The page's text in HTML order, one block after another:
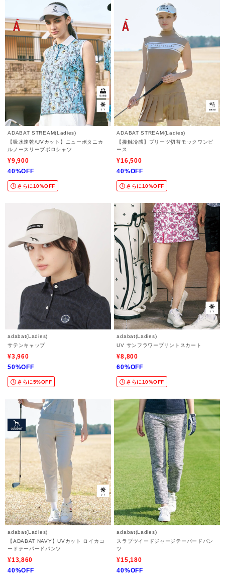
ADABAT STREAM(Ladies)
【吸水速乾/UVカット】ニューボタニカ
ルノースリーブポロシャツ
¥9,900
40%OFF
さらに10%OFF
ADABAT STREAM(Ladies)
【接触冷感】プリーツ切替モックワンピ
ース
¥16,500
40%OFF
さらに10%OFF
adabat(Ladies)
サテンキャップ
¥3,960
50%OFF
さらに5%OFF
adabat(Ladies)
UV サンフラワープリントスカート
¥8,800
60%OFF
さらに10%OFF
adabat(Ladies)
【ADABAT NAVY】UVカット ロイカコ
ードテーパードパンツ
¥13,860
40%OFF
adabat(Ladies)
スラブツイードジャージテーパードパン
ツ
¥15,180
40%OFF